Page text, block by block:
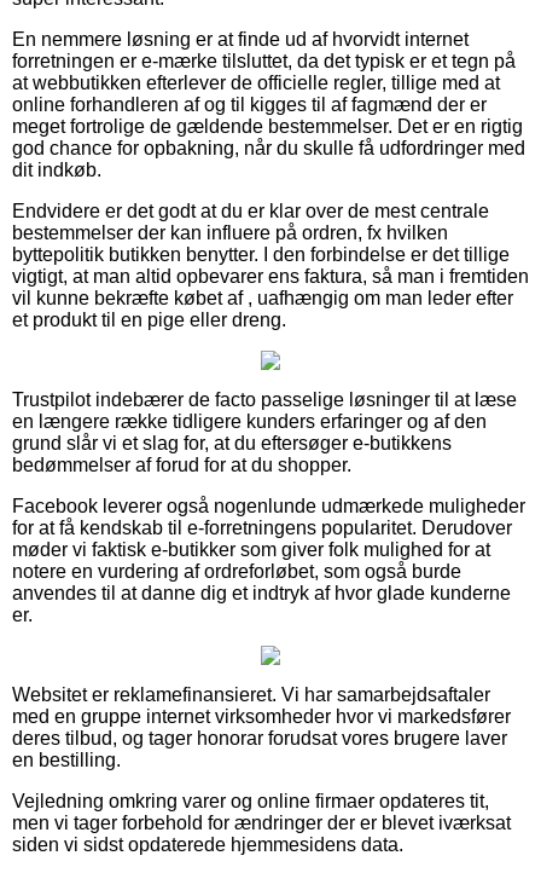
En nemmere løsning er at finde ud af hvorvidt internet
forretningen er e-mærke tilsluttet, da det typisk er et tegn på
at webbutikken efterlever de officielle regler, tillige med at
online forhandleren af og til kigges til af fagmænd der er
meget fortrolige de gældende bestemmelser. Det er en rigtig
god chance for opbakning, når du skulle få udfordringer med
dit indkøb.
Endvidere er det godt at du er klar over de mest centrale
bestemmelser der kan influere på ordren, fx hvilken
byttepolitik butikken benytter. I den forbindelse er det tillige
vigtigt, at man altid opbevarer ens faktura, så man i fremtiden
vil kunne bekræfte købet af , uafhængig om man leder efter
et produkt til en pige eller dreng.
Trustpilot indebærer de facto passelige løsninger til at læse
en længere række tidligere kunders erfaringer og af den
grund slår vi et slag for, at du eftersøger e-butikkens
bedømmelser af forud for at du shopper.
Facebook leverer også nogenlunde udmærkede muligheder
for at få kendskab til e-forretningens popularitet. Derudover
møder vi faktisk e-butikker som giver folk mulighed for at
notere en vurdering af ordreforløbet, som også burde
anvendes til at danne dig et indtryk af hvor glade kunderne
er.
Websitet er reklamefinansieret. Vi har samarbejdsaftaler
med en gruppe internet virksomheder hvor vi markedsfører
deres tilbud, og tager honorar forudsat vores brugere laver
en bestilling.
Vejledning omkring varer og online firmaer opdateres tit,
men vi tager forbehold for ændringer der er blevet iværksat
siden vi sidst opdaterede hjemmesidens data.